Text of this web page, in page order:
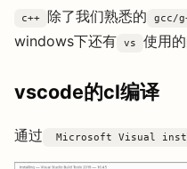
c++ 除了我们熟悉的 gcc/
windows下还有
vs 使用的
vscode的cl编译
通过 Microsoft Visual